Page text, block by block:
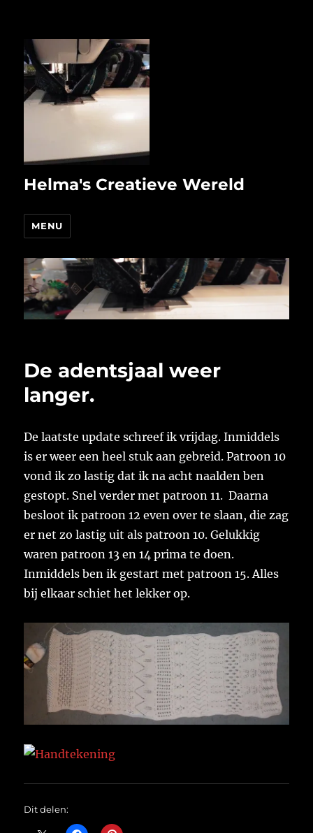
Helma's Creatieve Wereld
MENU
De adentsjaal weer
langer.
De laatste update schreef ik vrijdag. Inmiddels
is er weer een heel stuk aan gebreid. Patroon 10
vond ik zo lastig dat ik na acht naalden ben
gestopt. Snel verder met patroon 11. Daarna
besloot ik patroon 12 even over te slaan, die zag
er net zo lastig uit als patroon 10. Gelukkig
waren patroon 13 en 14 prima te doen.
Inmiddels ben ik gestart met patroon 15. Alles
bij elkaar schiet het lekker op.
Dit delen: